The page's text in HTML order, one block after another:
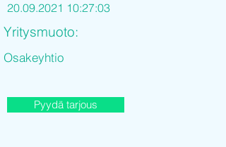
20.09.2021 10:27:03
Yritysmuoto:
Osakeyhtio
Pyydä tarjous